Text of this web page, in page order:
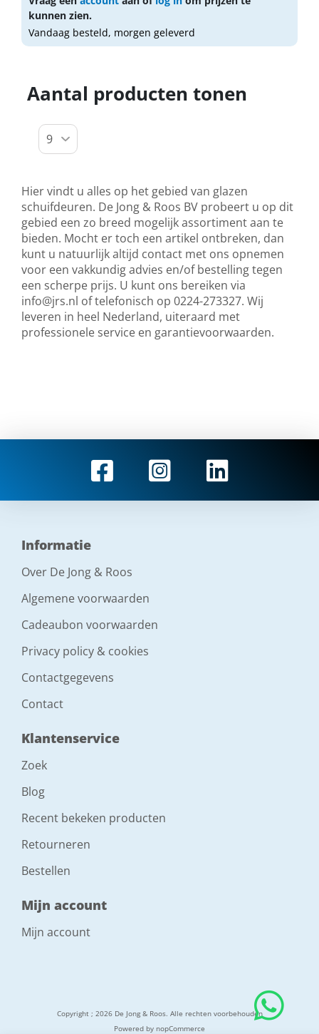
kunnen zien.
Vandaag besteld, morgen geleverd
Aantal producten tonen
Hier vindt u alles op het gebied van glazen
schuifdeuren. De Jong & Roos BV probeert u op dit
gebied een zo breed mogelijk assortiment aan te
bieden. Mocht er toch een artikel ontbreken, dan
kunt u natuurlijk altijd contact met ons opnemen
voor een vakkundig advies en/of bestelling tegen
een scherpe prijs. U kunt ons bereiken via
info@jrs.nl of telefonisch op 0224-273327. Wij
leveren in heel Nederland, uiteraard met
professionele service en garantievoorwaarden.
Informatie
Over De Jong & Roos
Algemene voorwaarden
Cadeaubon voorwaarden
Privacy policy & cookies
Contactgegevens
Contact
Klantenservice
Zoek
Blog
Recent bekeken producten
Retourneren
Bestellen
Mijn account
Mijn account
Copyright ; 2026 De Jong & Roos. Alle rechten voorbehouden
Powered by nopCommerce